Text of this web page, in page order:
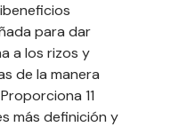
para dar
a los rizos y
de la manera
11
más definición y